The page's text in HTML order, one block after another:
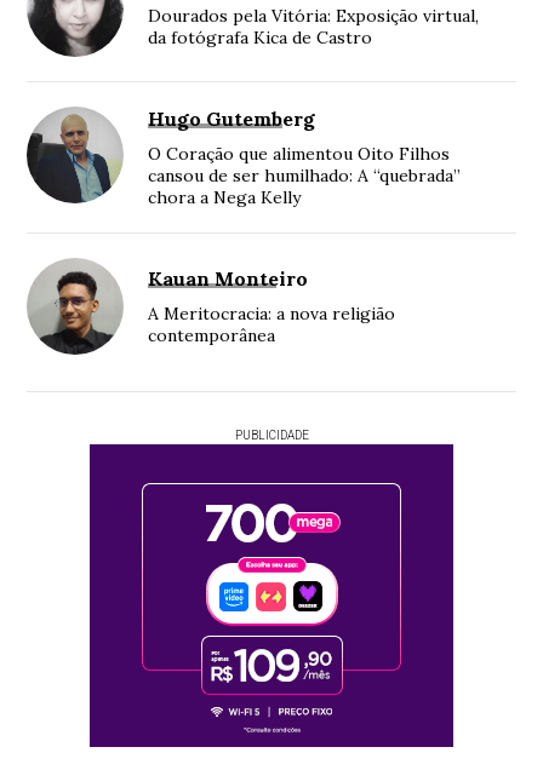
Dourados pela Vitória: Exposição virtual,
da fotógrafa Kica de Castro
Hugo Gutemberg
O Coração que alimentou Oito Filhos
cansou de ser humilhado: A “quebrada”
chora a Nega Kelly
Kauan Monteiro
A Meritocracia: a nova religião
contemporânea
PUBLICIDADE